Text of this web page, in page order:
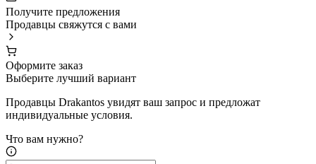
Получите предложения
Продавцы свяжутся с вами
Оформите заказ
Выберите лучший вариант
Продавцы Drakantos увидят ваш запрос и предложат
индивидуальные условия.
Что вам нужно?